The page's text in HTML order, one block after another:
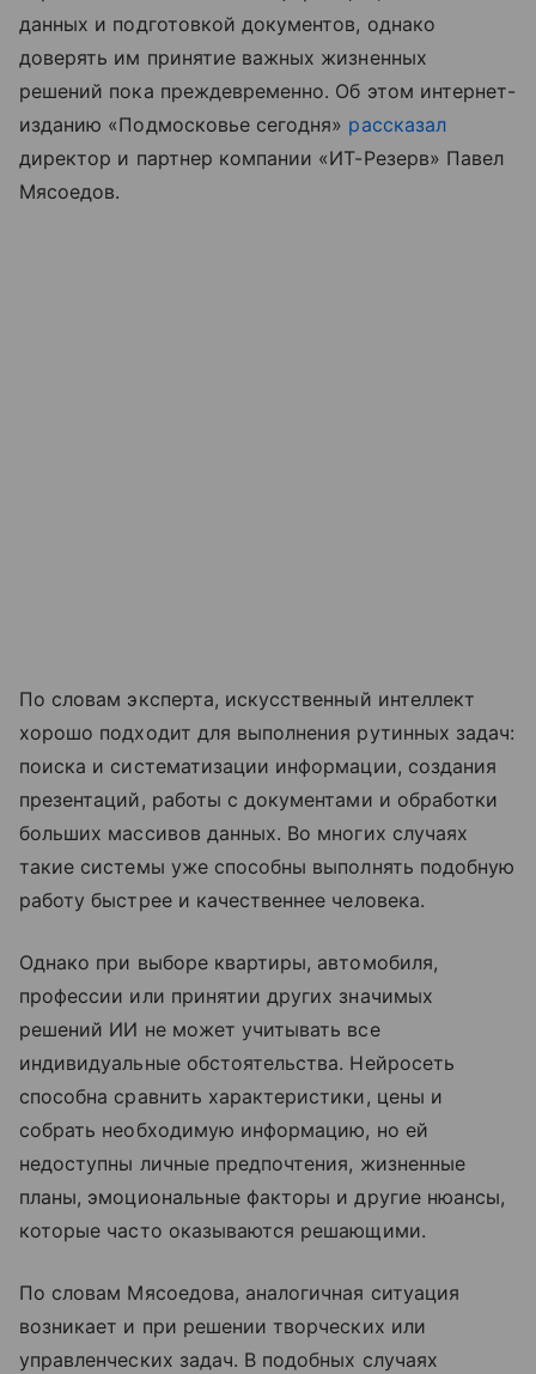
данных и подготовкой документов, однако
доверять им принятие важных жизненных
решений пока преждевременно. Об этом интернет-
изданию «Подмосковье сегодня» рассказал
директор и партнер компании «ИТ-Резерв» Павел
Мясоедов.
По словам эксперта, искусственный интеллект
хорошо подходит для выполнения рутинных задач:
поиска и систематизации информации, создания
презентаций, работы с документами и обработки
больших массивов данных. Во многих случаях
такие системы уже способны выполнять подобную
работу быстрее и качественнее человека.
Однако при выборе квартиры, автомобиля,
профессии или принятии других значимых
решений ИИ не может учитывать все
индивидуальные обстоятельства. Нейросеть
способна сравнить характеристики, цены и
собрать необходимую информацию, но ей
недоступны личные предпочтения, жизненные
планы, эмоциональные факторы и другие нюансы,
которые часто оказываются решающими.
По словам Мясоедова, аналогичная ситуация
возникает и при решении творческих или
управленческих задач. В подобных случаях